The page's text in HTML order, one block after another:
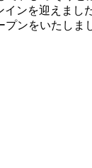
ンを迎えました
ンをいたしま